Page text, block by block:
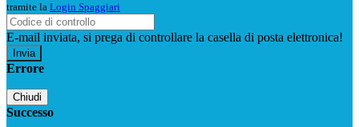
tramite la Login Spaggiari
E-mail inviata, si prega di controllare la casella di posta elettronica!
Errore
Chiudi
Successo